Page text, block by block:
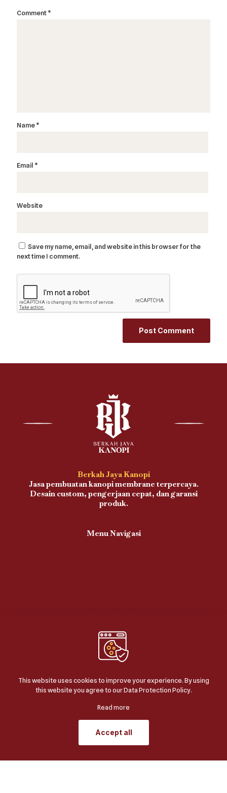
Comment*
Name*
Email *
Website
Save my name, email, and website in this browser for the
next time I comment.
Berkah Jaya Kanopi
Jasa pembuatan kanopi membrane terpercaya.
Desain custom, pengerjaan cepat, dan garansi
produk.
Menu Navigasi
Kanopi Taman
Kanopi Kolam
This website uses cookies to improve your experience. By using
this website you agree to ourData Protection Policy.
Read more
Accept all